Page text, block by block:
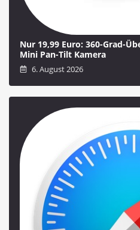
Nur 19,99 Euro: 360-Grad-
Mini Pan-Tilt Kamera
6. August 2026